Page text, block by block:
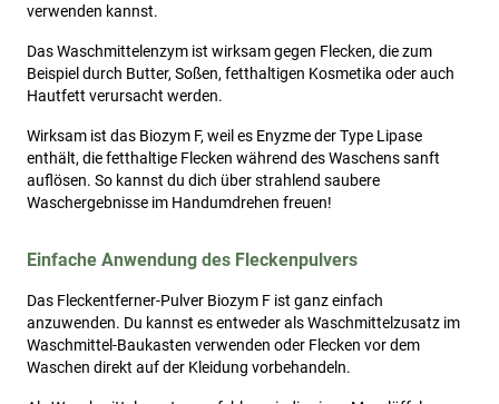
verwenden kannst.
Das Waschmittelenzym ist wirksam gegen Flecken, die zum
Beispiel durch Butter, Soßen, fetthaltigen Kosmetika oder auch
Hautfett verursacht werden.
Wirksam ist das Biozym F, weil es Enyzme der Type Lipase
enthält, die fetthaltige Flecken während des Waschens sanft
auflösen. So kannst du dich über strahlend saubere
Waschergebnisse im Handumdrehen freuen!
Einfache Anwendung des Fleckenpulvers
Das Fleckentferner-Pulver Biozym F ist ganz einfach
anzuwenden. Du kannst es entweder als Waschmittelzusatz im
Waschmittel-Baukasten verwenden oder Flecken vor dem
Waschen direkt auf der Kleidung vorbehandeln.